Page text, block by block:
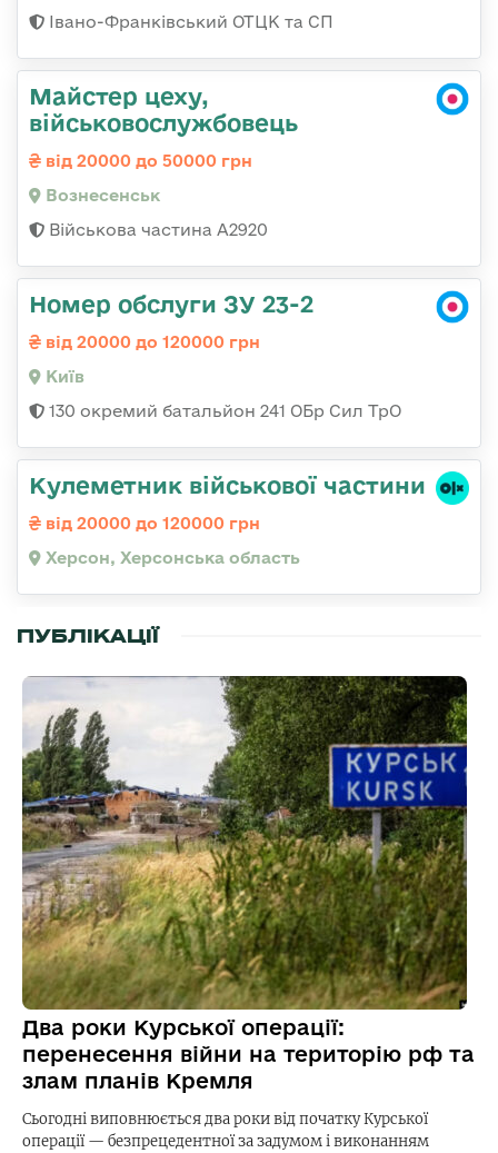
Івано-Франківський ОТЦК та СП
Майстер цеху,
військовослужбовець
від 20000 до 50000 грн
Вознесенськ
Військова частина А2920
Номер обслуги ЗУ 23-2
від 20000 до 120000 грн
Київ
130 окремий батальйон 241 ОБр Сил ТрО
Кулеметник військової частини
від 20000 до 120000 грн
Херсон, Херсонська область
ПУБЛІКАЦІЇ
Два роки Курської операції:
перенесення війни на територію рф та
злам планів Кремля
Сьогодні виповнюється два роки від початку Курської
операції — безпрецедентної за задумом і виконанням